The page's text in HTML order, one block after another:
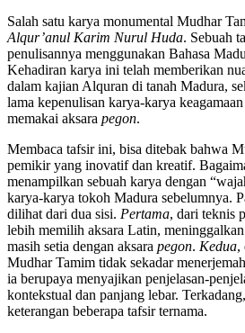
Salah satu karya monumental Mudhar
Alqur’anul Karim Nurul Huda. Sebuah
penulisannya menggunakan Bahasa
Kehadiran karya ini telah memberikan
dalam kajian Alquran di tanah Madura,
lama kepenulisan karya-karya
memakai aksara pegon.
Membaca tafsir ini, bisa ditebak bahwa
pemikir yang inovatif dan kreatif.
menampilkan sebuah karya dengan
karya-karya tokoh Madura sebelumnya.
dilihat dari dua sisi. Pertama, dari teknis
lebih memilih aksara Latin,
masih setia dengan aksara pegon. Kedua,
Mudhar Tamim tidak sekadar
ia berupaya menyajikan penjelasan-
kontekstual dan panjang lebar.
keterangan beberapa tafsir ternama.